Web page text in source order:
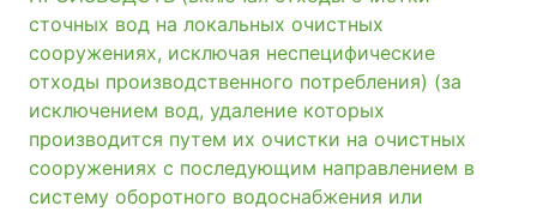
сточных вод на локальных очистных
сооружениях, исключая неспецифические
отходы производственного потребления) (за
исключением вод, удаление которых
производится путем их очистки на очистных
сооружениях с последующим направлением в
систему оборотного водоснабжения или